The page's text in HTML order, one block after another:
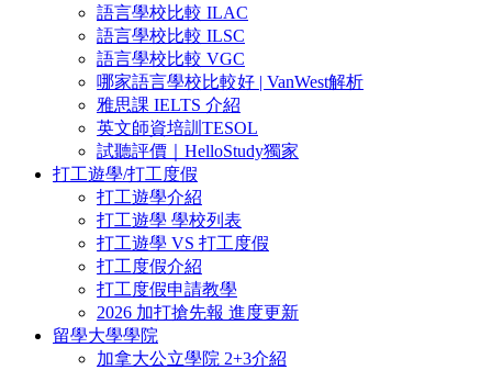
語言學校比較 ILAC
語言學校比較 ILSC
語言學校比較 VGC
哪家語言學校比較好 | VanWest解析
雅思課 IELTS 介紹
英文師資培訓TESOL
試聽評價｜HelloStudy獨家
打工遊學/打工度假
打工遊學介紹
打工遊學 學校列表
打工遊學 VS 打工度假
打工度假介紹
打工度假申請教學
2026 加打搶先報 進度更新
留學大學學院
加拿大公立學院 2+3介紹